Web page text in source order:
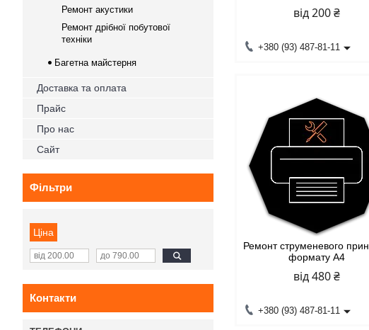
від 200 ₴
+380 (93) 487-81-11
Ремонт струменевого
формату А4
від 480 ₴
+380 (93) 487-81-11
Ремонт акустики
Ремонт дрібної побутової
техніки
Багетна майстерня
Доставка та оплата
Прайс
Про нас
Сайт
Фільтри
Ціна
Контакти